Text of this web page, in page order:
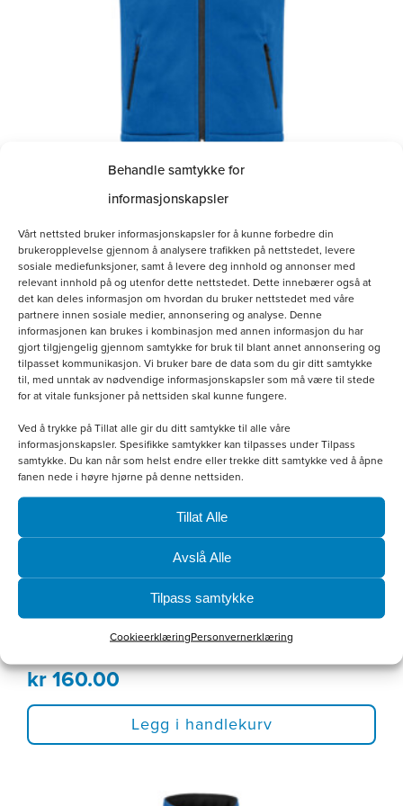
Behandle samtykke for
informasjonskapsler
Vårt nettsted bruker informasjonskapsler for å kunne forbedre din
brukeropplevelse gjennom å analysere trafikken på nettstedet, levere
sosiale mediefunksjoner, samt å levere deg innhold og annonser med
relevant innhold på og utenfor dette nettstedet. Dette innebærer også at
det kan deles informasjon om hvordan du bruker nettstedet med våre
partnere innen sosiale medier, annonsering og analyse. Denne
informasjonen kan brukes i kombinasjon med annen informasjon du har
gjort tilgjengelig gjennom samtykke for bruk til blant annet annonsering og
tilpasset kommunikasjon. Vi bruker bare de data som du gir ditt samtykke
til, med unntak av nødvendige informasjonskapsler som må være til stede
for at vitale funksjoner på nettsiden skal kunne fungere.
Ved å trykke på Tillat alle gir du ditt samtykke til alle våre
informasjonskapsler. Spesifikke samtykker kan tilpasses under Tilpass
samtykke. Du kan når som helst endre eller trekke ditt samtykke ved å åpne
fanen nede i høyre hjørne på denne nettsiden.
Tillat Alle
Avslå Alle
Tilpass samtykke
CookieerklæringPersonvernerklæring
Softshellvest Herre
kr800.00
Velg alternativ
produktsiden
Hvit bomullscaps
kr160.00
Legg i handlekurv